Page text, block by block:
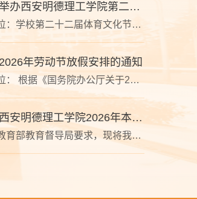
关于举办西安明德理工学院第二十二届体育文化节暨2026年田径运动会的通知
各单位：学校第二十二届体育文化节暨2026年田径运动会将于近期举办，现将有关事项通知如下：一、时间地点5月13—14日（星期三、星期四），学校田径运动场。二、参会人员1.开幕式：5月13日（周三）上午8:30 集团领导、校领导、各单位负责人、裁判员、运动员。2.闭幕式：5月14日（周四）下午16:00集团领导、校领导、各单位负责人、裁判员、运动员。三、停课安排1.学生、教师停课参加运动会；2.行政及教辅人员除参加运动会项目外，...
年劳动节放假安排的通知
各单位： 根据《国务院办公厅关于2026年部分节假日安排的通知》（国办发明电〔2026〕7号）精神，结合我校实际，现将2026年“五一”劳动节放假事宜通知如下：一、放假时间2026年5月1日（星期五）至5月5日（星期二）放假调休，共5天。5月9日（星期六）正常上班，5月9日安排5月4日（星期一）的课程。二、假期班车运行时间 6:40 莲湖校区→西工大南苑北门→长安校区8:30 长安校区→劳动路转盘东北角→莲湖校区17:45 长安校区→劳动...
关于西安明德理工学院2026年本科教学工作合格评估材料的公示
按照教育部教育督导局要求，现将我校《本科教学工作合格评估自评报告》、教学状态数据分析报告、自有专任教师名单、外聘教师名单、教学日常运行支出明细表予以公示。公示时间：2026年4月8日至正式下达评估结论。公示期间如有异议，可向学校评建领导小组办公室反馈，联系人及联系方式：张瑜，029-85603002转8051；电子邮箱：zpb@mdit.edu.cn；也可实名向中央纪委国家监委驻教育部纪检监察组或教育部教育督导局书面反映，对举报人...